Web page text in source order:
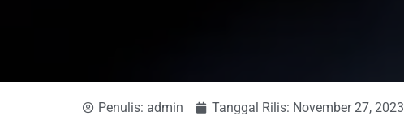
Penulis: admin Tanggal Rilis: November 27, 2023